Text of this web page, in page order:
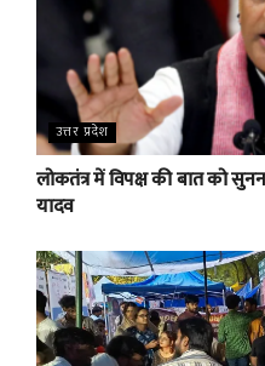
उत्तर प्रदेश
लोकतंत्र में विपक्ष की बात को
यादव